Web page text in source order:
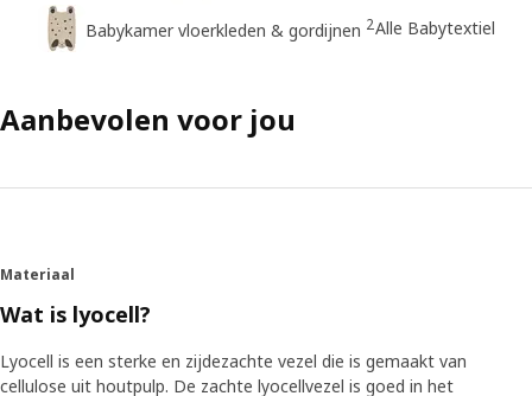
Babykamer vloerkleden & gordijnen 2Alle Babytextiel
Aanbevolen voor jou
Materiaal
Wat is lyocell?
Lyocell is een sterke en zijdezachte vezel die is gemaakt van
cellulose uit houtpulp. De zachte lyocellvezel is goed in het